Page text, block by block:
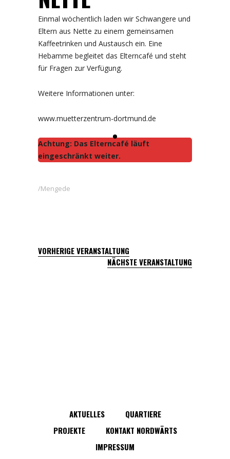
Einmal wöchentlich laden wir Schwangere und
Eltern aus Nette zu einem gemeinsamen
Kaffeetrinken und Austausch ein. Eine
Hebamme begleitet das Elterncafé und steht
für Fragen zur Verfügung.
Weitere Informationen unter:
www.muetterzentrum-dortmund.de
Achtung: Das Elterncafé läuft
eingeschränkt weiter.
Mengede
VORHERIGE VERANSTALTUNG
NÄCHSTE VERANSTALTUNG
AKTUELLES
QUARTIERE
PROJEKTE
KONTAKT NORDWÄRTS
IMPRESSUM